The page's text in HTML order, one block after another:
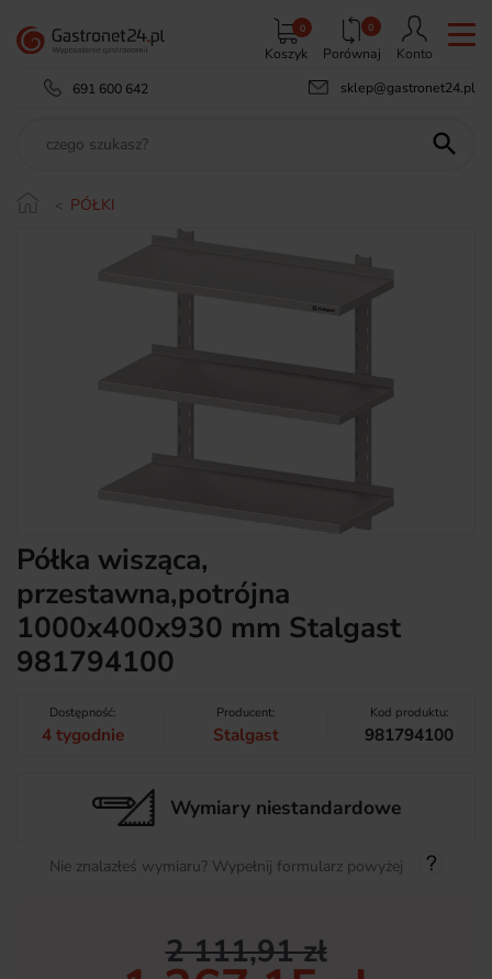
Koszyk
0 0
Porównaj
Konto
691 600 642
sklep@gastronet24.pl

PÓŁKI
Półka wisząca,
przestawna,potrójna
1000x400x930 mm Stalgast
981794100
Dostępność:
4 tygodnie
Producent:
Stalgast
Kod produktu:
981794100
Wymiary niestandardowe
Nie znalazłeś wymiaru? Wypełnij formularz powyżej
2 111,91 zł